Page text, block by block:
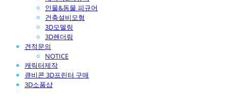
인물&동물 피규어
건축설비모형
3D모델링
3D렌더링
견적문의
NOTICE
캐릭터제작
큐비콘 3D프린터 구매
3D소품샵